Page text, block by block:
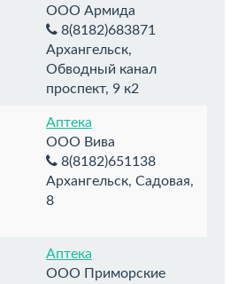
ООО Армида
8(8182)683871
Архангельск,
Обводный канал
проспект, 9 к2
Аптека
ООО Вива
8(8182)651138
Архангельск, Садовая,
8
Аптека
ООО Приморские